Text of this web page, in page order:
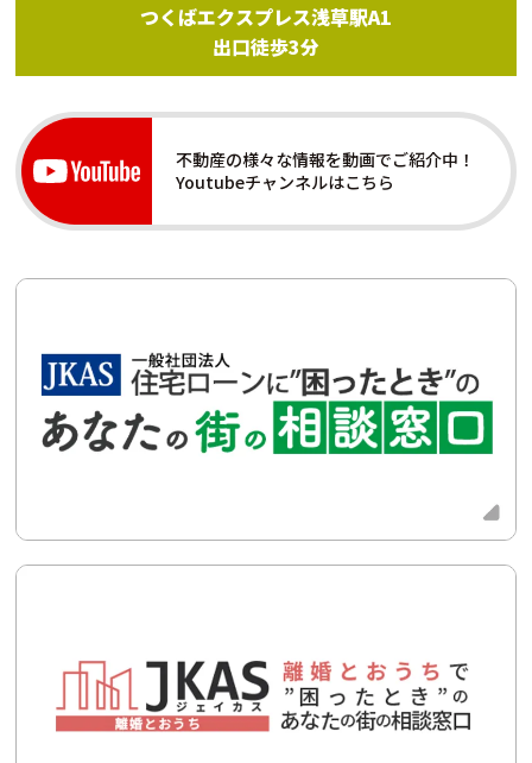
つくばエクスプレス浅草駅A1
出口徒歩3分
不動産の様々な情報を動画でご紹介中！
Youtubeチャンネルはこちら